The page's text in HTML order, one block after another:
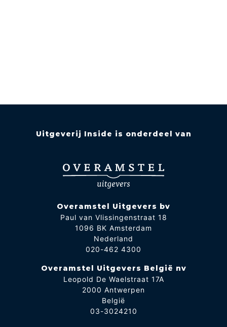
Uitgeverij Inside is onderdeel van
Overamstel Uitgevers bv
Paul van Vlissingenstraat 18
1096 BK Amsterdam
Nederland
020-462 4300
Overamstel Uitgevers België nv
Leopold De Waelstraat 17A
2000 Antwerpen
België
03-3024210